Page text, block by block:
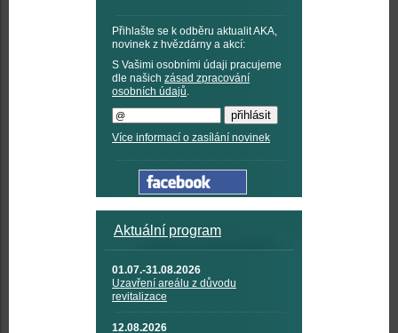
Přihlašte se k odběru aktualit AKA,
novinek z hvězdárny a akcí:
S Vašimi osobními údaji pracujeme
dle našich zásad zpracování
osobních údajů.
Více informací o zasílání novinek
Aktuální program
01.07.-31.08.2026
Uzavření areálu z důvodu
revitalizace
12.08.2026